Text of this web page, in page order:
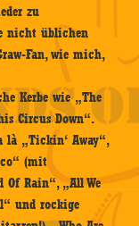
zu
nicht üblichen
Fan, wie mich,
Kerbe wie „The
Circus Down“.
là „Tickin‘ Away“,
(mit
Of Rain“, „All We
und rockige